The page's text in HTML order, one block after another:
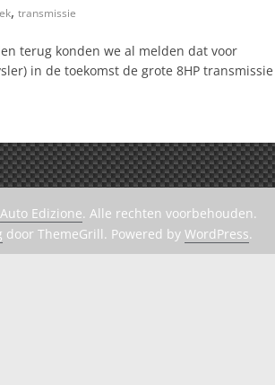
, transmissie
terug konden we al melden dat voor
in de toekomst de grote 8HP transmissie
Auto Edizione. Alle rechten voorbehouden.
door ThemeGrill. Powered by WordPress.